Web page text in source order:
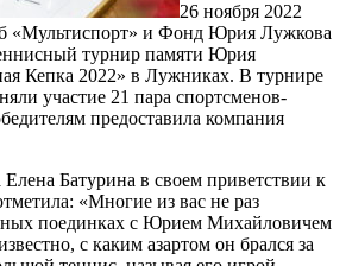
26 ноября 2022
«Мультиспорт» и Фонд Юрия Лужкова
турнир памяти Юрия
Кепка 2022» в Лужниках. В турнире
участие 21 пара спортсменов-
предоставила компания
Батурина в своем приветствии к
«Многие из вас не раз
поединках с Юрием Михайловичем
с каким азартом он брался за